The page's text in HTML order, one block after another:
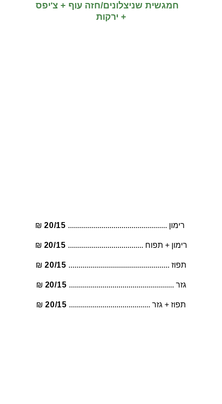
    חמגשית שניצלונים/חזה עוף + צ'יפס
+ ירקות
20/15
₪
רימון + תפוח ...................................... 20/15
₪
תפוז ................................................... 20/15
₪
גזר ..................................................... 20/15
₪
תפוז + גזר ......................................... 20/15
₪